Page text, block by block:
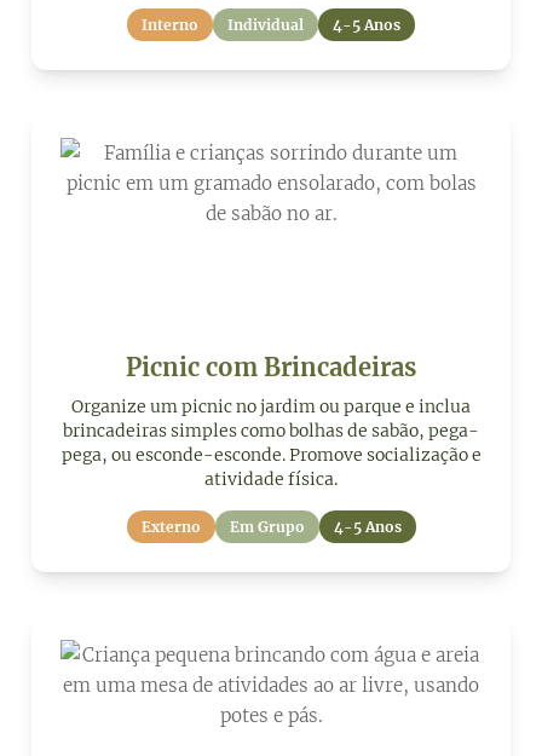
Interno Individual 4-5 Anos
Picnic com Brincadeiras
Organize um picnic no jardim ou parque e inclua
brincadeiras simples como bolhas de sabão, pega-
pega, ou esconde-esconde. Promove socialização e
atividade física.
Externo Em Grupo 4-5 Anos